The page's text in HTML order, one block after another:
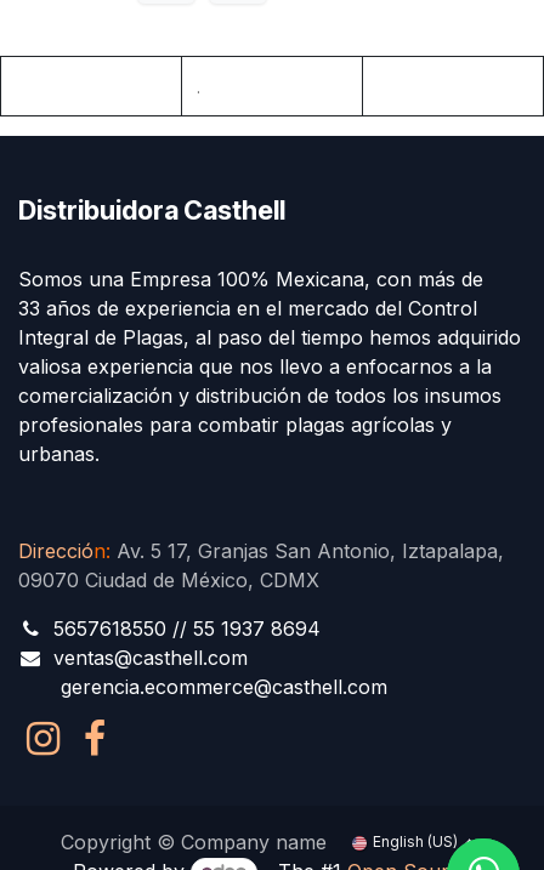
.
Distribuidora Casthell
Somos una Empresa 100% Mexicana, con más de
33 años de experiencia en el mercado del Control
Integral de Plagas, al paso del tiempo hemos adquirido
valiosa experiencia que nos llevo a enfocarnos a la
comercialización y distribución de todos los insumos
profesionales para combatir plagas agrícolas y
urbanas.
Dirección: Av. 5 17, Granjas San Antonio, Iztapalapa,
09070 Ciudad de México, CDMX
5657618550 // 55 1937 8694
ventas@casthell.com
gerencia.ecommerce@casthell.com
Copyright © Company name English (US)